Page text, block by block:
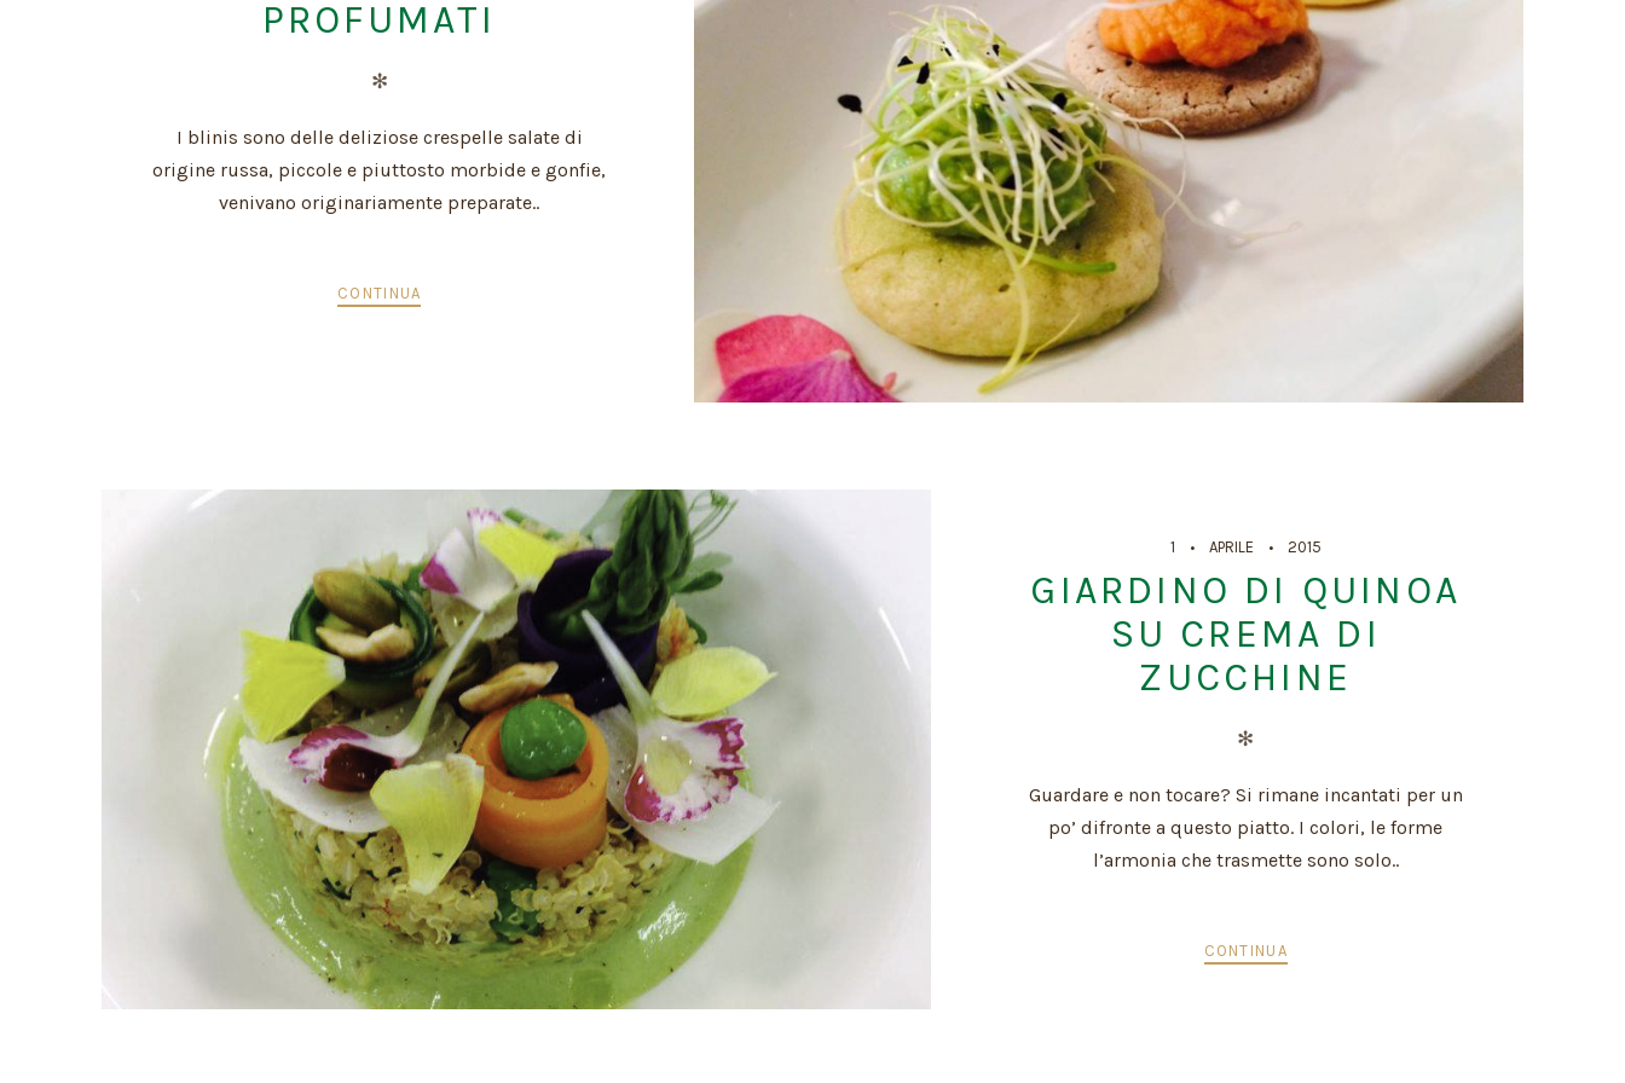
PROFUMATI
✻
I blinis sono delle deliziose crespelle salate di
origine russa, piccole e piuttosto morbide e gonfie,
venivano originariamente preparate..
CONTINUA
1 APRILE 2015
GIARDINO DI QUINOA
SU CREMA DI
ZUCCHINE
✻
Guardare e non tocare? Si rimane incantati per un
po’ difronte a questo piatto. I colori, le forme
l’armonia che trasmette sono solo..
CONTINUA